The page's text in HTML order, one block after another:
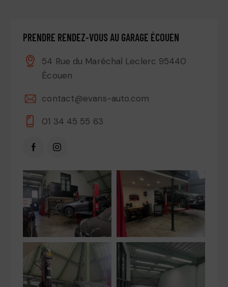
PRENDRE RENDEZ-VOUS AU GARAGE ÉCOUEN
54 Rue du Maréchal Leclerc 95440
Écouen
contact@evans-auto.com
01 34 45 55 63